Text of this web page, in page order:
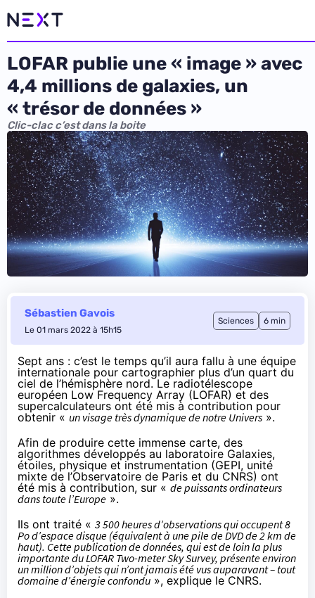
LOFAR publie une « image » avec
4,4 millions de galaxies, un
« trésor de données »
Clic-clac c’est dans la boite
Sébastien Gavois
Le 01 mars 2022 à 15h15
Sciences 6 min
Sept ans : c’est le temps qu’il aura fallu à une équipe
internationale pour cartographier plus d’un quart du
ciel de l’hémisphère nord. Le radiotélescope
européen Low Frequency Array (LOFAR) et des
supercalculateurs ont été mis à contribution pour
obtenir « un visage très dynamique de notre Univers ».
Afin de produire cette immense carte, des
algorithmes développés au laboratoire Galaxies,
étoiles, physique et instrumentation (GEPI, unité
mixte de l’Observatoire de Paris et du CNRS) ont
été mis à contribution, sur « de puissants ordinateurs
dans toute l’Europe ».
Ils ont traité « 3 500 heures d’observations qui occupent 8
Po d’espace disque (équivalent à une pile de DVD de 2 km de
haut). Cette publication de données, qui est de loin la plus
importante du LOFAR Two-meter Sky Survey, présente environ
un million d’objets qui n’ont jamais été vus auparavant – tout
domaine d’énergie confondu », explique le CNRS.